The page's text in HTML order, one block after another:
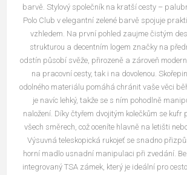
barvě. Stylový společník na kratší cesty –
Polo Club v elegantní zelené barvě spojuje
vzhledem. Na první pohled zaujme čistým
strukturou a decentním logem značky na
odstín působí svěže, přirozeně a zároveň
na pracovní cesty, tak i na dovolenou.
odolného materiálu pomáhá chránit vaše věci
je navíc lehký, takže se s ním pohodlně
naložení. Díky čtyřem dvojitým kolečkům se kufr
všech směrech, což oceníte hlavně na letišti
Výsuvná teleskopická rukojeť se snadno
horní madlo usnadní manipulaci při zvedání.
integrovaný TSA zámek, který je ideální pro